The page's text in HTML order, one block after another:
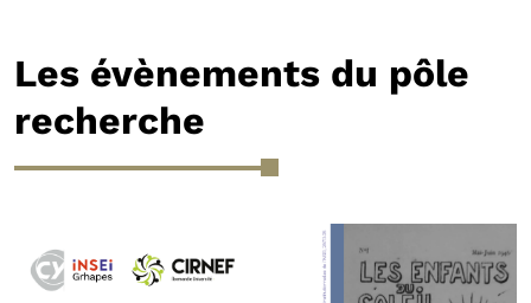
Les évènements du pôle
recherche